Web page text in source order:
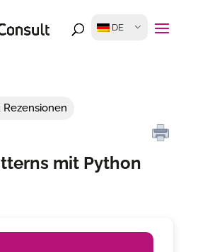
DE
Rezensionen
mit Python